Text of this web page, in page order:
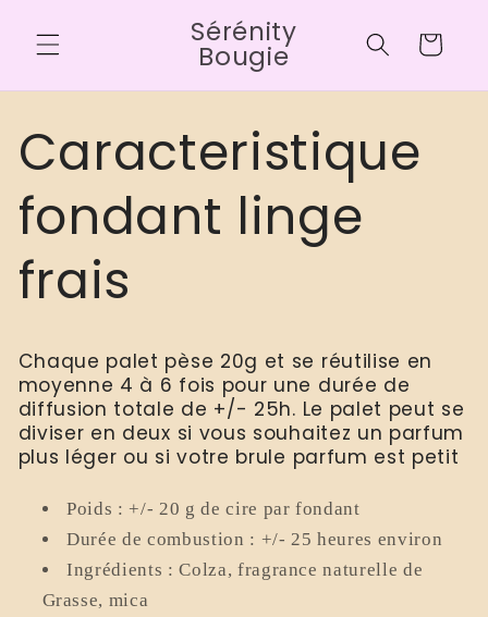
al contenido
Sérénity
Bougie Carrito
Caracteristique
fondant linge
frais
Chaque palet pèse 20g et se réutilise en
moyenne 4 à 6 fois pour une durée de
diffusion totale de +/- 25h. Le palet peut se
diviser en deux si vous souhaitez un parfum
plus léger ou si votre brule parfum est petit
Poids : +/- 20 g de cire par fondant
Durée de combustion : +/- 25 heures environ
Ingrédients : Colza, fragrance naturelle de
Grasse, mica